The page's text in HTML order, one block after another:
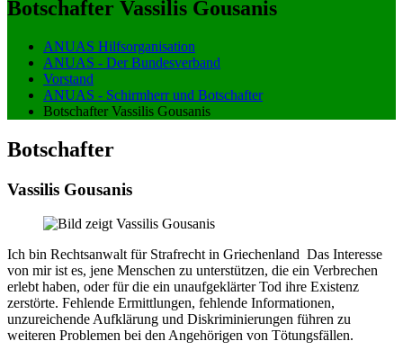
Botschafter Vassilis Gousanis
ANUAS Hilfsorganisation
ANUAS - Der Bundesverband
Vorstand
ANUAS - Schirmherr und Botschafter
Botschafter Vassilis Gousanis
Botschafter
Vassilis Gousanis
Ich bin Rechtsanwalt für Strafrecht in Griechenland Das Interesse
von mir ist es, jene Menschen zu unterstützen, die ein Verbrechen
erlebt haben, oder für die ein unaufgeklärter Tod ihre Existenz
zerstörte. Fehlende Ermittlungen, fehlende Informationen,
unzureichende Aufklärung und Diskriminierungen führen zu
weiteren Problemen bei den Angehörigen von Tötungsfällen.